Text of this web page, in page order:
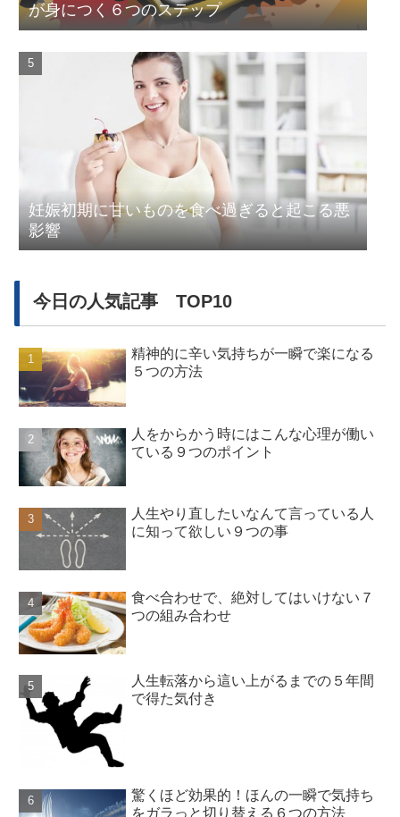
が身につく６つのステップ
妊娠初期に甘いものを食べ過ぎると起こる悪
影響
今日の人気記事 TOP10
精神的に辛い気持ちが一瞬で楽になる
５つの方法
人をからかう時にはこんな心理が働い
ている９つのポイント
人生やり直したいなんて言っている人
に知って欲しい９つの事
食べ合わせで、絶対してはいけない７
つの組み合わせ
人生転落から這い上がるまでの５年間
で得た気付き
驚くほど効果的！ほんの一瞬で気持ち
をガラっと切り替える６つの方法